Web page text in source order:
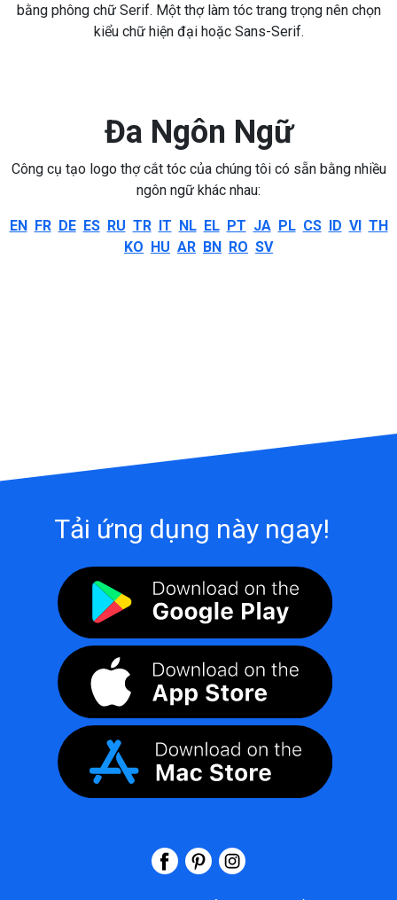
bằng phông chữ Serif. Một thợ làm tóc trang trọng nên chọn
kiểu chữ hiện đại hoặc Sans-Serif.
Đa Ngôn Ngữ
Công cụ tạo logo thợ cắt tóc của chúng tôi có sẵn bằng nhiều
ngôn ngữ khác nhau:
EN FR DE ES RU TR IT NL EL PT JA PL CS ID VI TH
KO HU AR BN RO SV
Tải ứng dụng này ngay!